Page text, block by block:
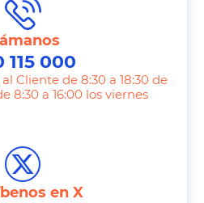
115 000
Cliente de 8:30 a 18:30 de
8:30 a 16:00 los viernes
en X